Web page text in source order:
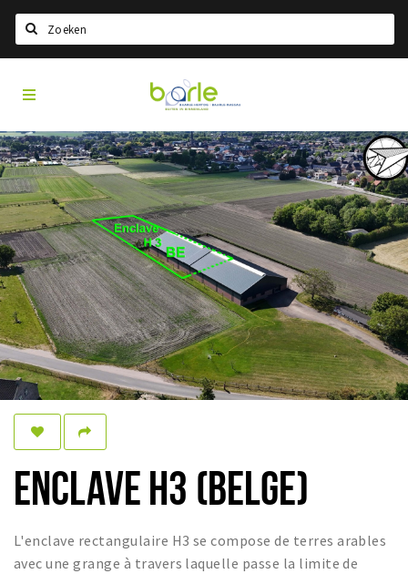
Home
Information
A propos de Baarle
Histoire
Visit Baarle Shop
Bon d'achat Enclave
Événements
Manger
Boire
Dormir
Achats
Parking
Visit
Baarle
ENCLAVE H3 (BELGE)
L'enclave rectangulaire H3 se compose de terres arables
avec une grange à travers laquelle passe la limite de